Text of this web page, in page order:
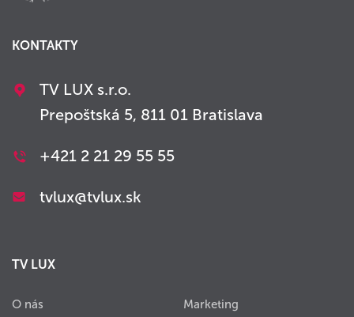
KONTAKTY
TV LUX s.r.o.
Prepoštská 5, 811 01 Bratislava
+421 2 21 29 55 55
tvlux@tvlux.sk
TV LUX
O nás Marketing